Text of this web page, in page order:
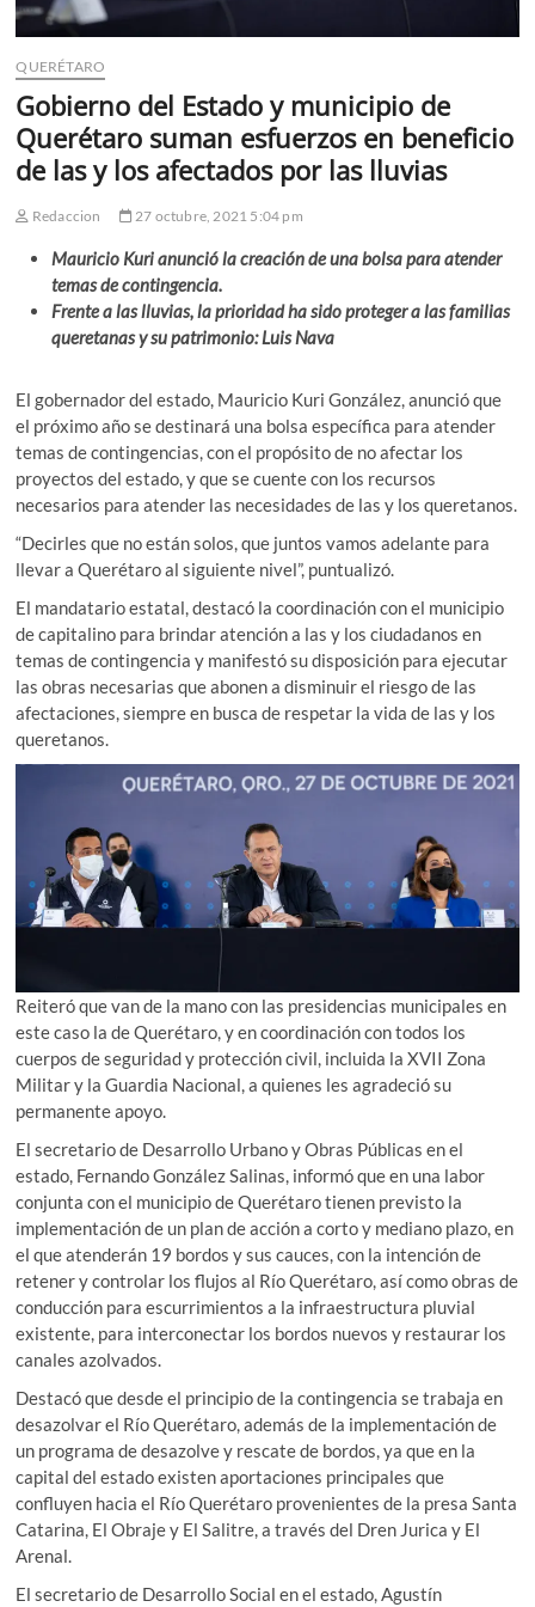
QUERÉTARO
Gobierno del Estado y municipio de
Querétaro suman esfuerzos en beneficio
de las y los afectados por las lluvias
Redaccion 27 octubre, 2021 5:04 pm
Mauricio Kuri anunció la creación de una bolsa para atender
temas de contingencia.
Frente a las lluvias, la prioridad ha sido proteger a las familias
queretanas y su patrimonio: Luis Nava
El gobernador del estado, Mauricio Kuri González, anunció que
el próximo año se destinará una bolsa específica para atender
temas de contingencias, con el propósito de no afectar los
proyectos del estado, y que se cuente con los recursos
necesarios para atender las necesidades de las y los queretanos.
“Decirles que no están solos, que juntos vamos adelante para
llevar a Querétaro al siguiente nivel”, puntualizó.
El mandatario estatal, destacó la coordinación con el municipio
de capitalino para brindar atención a las y los ciudadanos en
temas de contingencia y manifestó su disposición para ejecutar
las obras necesarias que abonen a disminuir el riesgo de las
afectaciones, siempre en busca de respetar la vida de las y los
queretanos.
Reiteró que van de la mano con las presidencias municipales en
este caso la de Querétaro, y en coordinación con todos los
cuerpos de seguridad y protección civil, incluida la XVII Zona
Militar y la Guardia Nacional, a quienes les agradeció su
permanente apoyo.
El secretario de Desarrollo Urbano y Obras Públicas en el
estado, Fernando González Salinas, informó que en una labor
conjunta con el municipio de Querétaro tienen previsto la
implementación de un plan de acción a corto y mediano plazo, en
el que atenderán 19 bordos y sus cauces, con la intención de
retener y controlar los flujos al Río Querétaro, así como obras de
conducción para escurrimientos a la infraestructura pluvial
existente, para interconectar los bordos nuevos y restaurar los
canales azolvados.
Destacó que desde el principio de la contingencia se trabaja en
desazolvar el Río Querétaro, además de la implementación de
un programa de desazolve y rescate de bordos, ya que en la
capital del estado existen aportaciones principales que
confluyen hacia el Río Querétaro provenientes de la presa Santa
Catarina, El Obraje y El Salitre, a través del Dren Jurica y El
Arenal.
El secretario de Desarrollo Social en el estado, Agustín